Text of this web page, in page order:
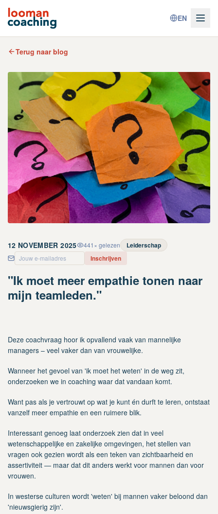
EN
Terug naar blog
12 NOVEMBER 2025 441 × gelezen
Leiderschap
Inschrijven
"Ik moet meer empathie tonen naar
mijn teamleden."
Deze coachvraag hoor ik opvallend vaak van mannelijke
managers – veel vaker dan van vrouwelijke.
Wanneer het gevoel van 'ik moet het weten' in de weg zit,
onderzoeken we in coaching waar dat vandaan komt.
Want pas als je vertrouwt op wat je kunt én durft te leren, ontstaat
vanzelf meer empathie en een ruimere blik.
Interessant genoeg laat onderzoek zien dat in veel
wetenschappelijke en zakelijke omgevingen, het stellen van
vragen ook gezien wordt als een teken van zichtbaarheid en
assertiviteit — maar dat dit anders werkt voor mannen dan voor
vrouwen.
In westerse culturen wordt 'weten' bij mannen vaker beloond dan
'nieuwsgierig zijn'.